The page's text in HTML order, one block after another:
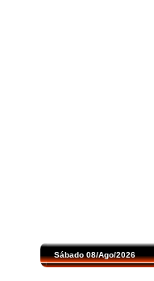
Sábado 08/Ago/2026